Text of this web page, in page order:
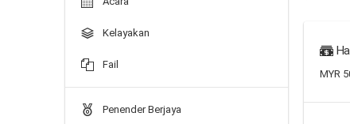
Kelayakan
Fail
Penender Berjaya
MYR